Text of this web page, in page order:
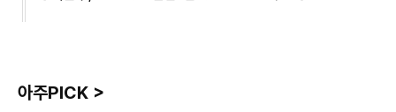
아주PICK >